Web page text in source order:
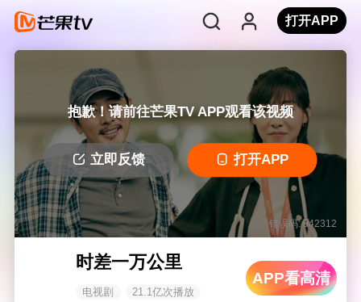
打开APP
抱歉！请前往芒果TV APP观看该视频
立即反馈 打开APP
错误码: 042312
时差一万公里
电视剧 21.1亿次播放
APP看高清